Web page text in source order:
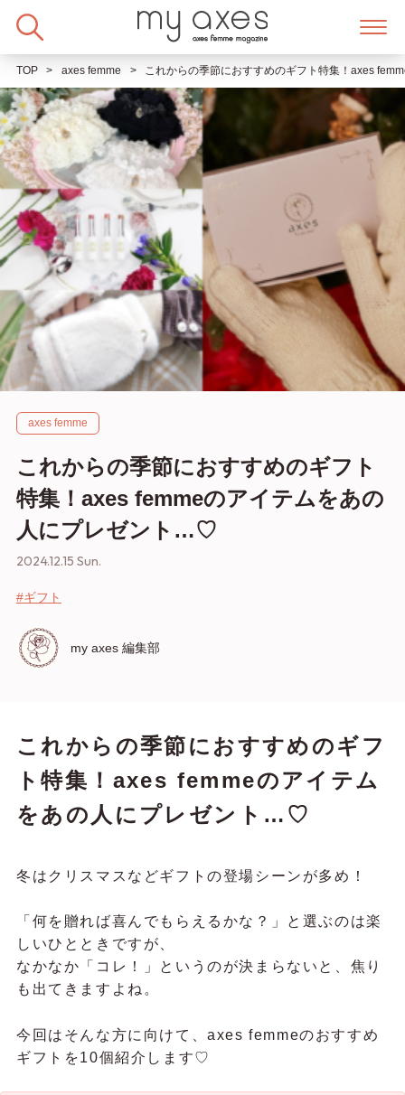
TOP axes femme これからの季節におすすめのギフト特集！axes
axes femme
これからの季節におすすめのギフト
特集！axes femmeのアイテムをあの
人にプレゼント…♡
2024.12.15 Sun.
#ギフト
my axes 編集部
これからの季節におすすめのギフ
ト特集！axes femmeのアイテム
をあの人にプレゼント…♡
冬はクリスマスなどギフトの登場シーンが多め！
「何を贈れば喜んでもらえるかな？」と選ぶのは楽
しいひとときですが、
なかなか「コレ！」というのが決まらないと、焦り
も出てきますよね。
今回はそんな方に向けて、axes femmeのおすすめ
ギフトを10個紹介します♡